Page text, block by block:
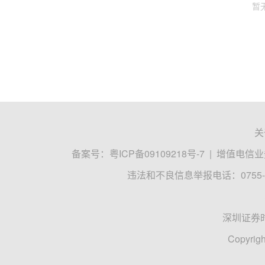
暂
备案号： 粤ICP备09109218号-7 | 增值电信
违法和不良信息举报电话：0755-
深圳证券